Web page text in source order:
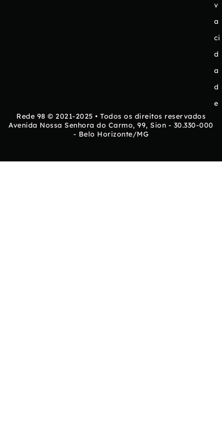
v
a
ci
d
a
d
e
Rede 98 © 2021-2025 • Todos os direitos reservados
Avenida Nossa Senhora do Carmo, 99, Sion - 30.330-000
- Belo Horizonte/MG